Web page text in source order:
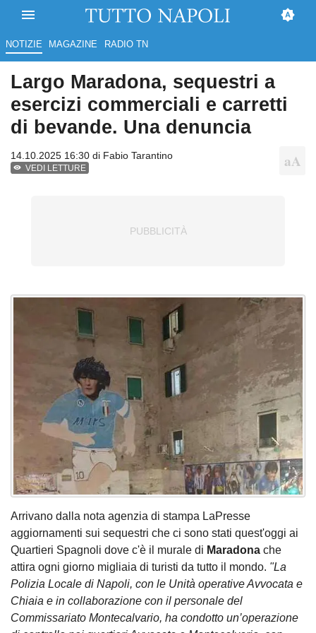
NOTIZIE MAGAZINE RADIO TN
Largo Maradona, sequestri a
esercizi commerciali e carretti
di bevande. Una denuncia
14.10.2025 16:30 di Fabio Tarantino
VEDI LETTURE
Arrivano dalla nota agenzia di stampa LaPresse
aggiornamenti sui sequestri che ci sono stati quest'oggi ai
Quartieri Spagnoli dove c'è il murale di Maradona che
attira ogni giorno migliaia di turisti da tutto il mondo. "La
Polizia Locale di Napoli, con le Unità operative Avvocata e
Chiaia e in collaborazione con il personale del
Commissariato Montecalvario, ha condotto un’operazione